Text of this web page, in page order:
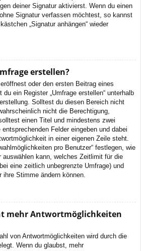
deiner Signatur aktivierst. Wenn du einen
Signatur verfassen möchtest, so kannst
„Signatur anhängen“ wieder
erstellen?
oder den ersten Beitrag eines
ein Register „Umfrage erstellen“ unterhalb
Solltest du diesen Bereich nicht
nicht die Berechtigung,
einen Titel und mindestens zwei
Felder eingeben und dabei
in einer eigenen Zeile steht.
pro Benutzer“ festlegen, wie
auswählen kann, welches Zeitlimit für die
eine zeitlich unbegrenzte Umfrage) und
Stimme ändern können.
mehr Antwortmöglichkeiten
von Antwortmöglichkeiten wird durch die
Wenn du glaubst, mehr